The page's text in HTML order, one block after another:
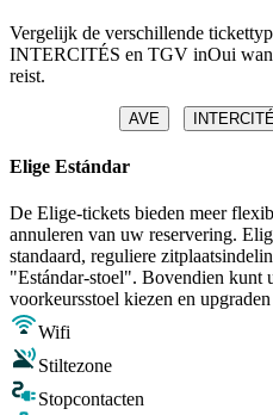
Vergelijk de verschillende
INTERCITÉS en TGV inOui
reist.
AVE
Elige Estándar
De Elige-tickets bieden meer
annuleren van uw reservering.
standaard, reguliere
"Estándar-stoel". Bovendien kunt
voorkeursstoel kiezen en
Wifi
Stiltezone
Stopcontacten